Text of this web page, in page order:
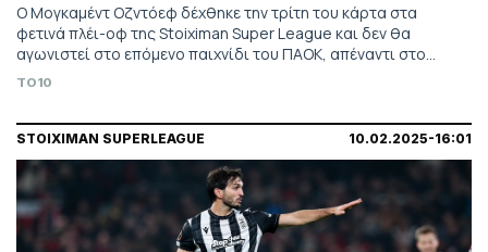
Ο Μογκαμέντ Οζντόεφ δέχθηκε την τρίτη του κάρτα στα
φετινά πλέι-οφ της Stoiximan Super League και δεν θα
αγωνιστεί στο επόμενο παιχνίδι του ΠΑΟΚ, απέναντι στο
Παναθηναϊκό.
TO10
STOIXIMAN SUPERLEAGUE 10.02.2025-16:01